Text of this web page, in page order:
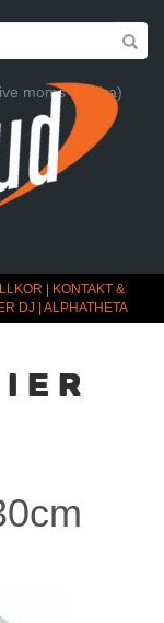
moms (Ändra)
KONTAKT &
DJ | ALPHATHETA